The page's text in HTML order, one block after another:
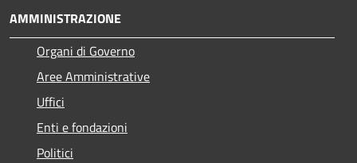
AMMINISTRAZIONE
Organi di Governo
Aree Amministrative
Uffici
Enti e fondazioni
Politici